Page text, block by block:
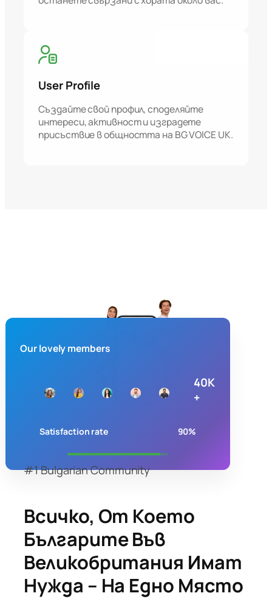
User Profile
Създайте свой профил, споделяйте
интереси, активност и изградете
присъствие в общността на BG VOICE UK.
Our lovely members
40K
+
Satisfaction rate 90%
#1 Bulgarian Community
Всичко, От Което
Българите Във
Великобритания Имат
Нужда – На Едно Място